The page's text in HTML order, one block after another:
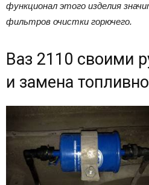
функционал этого изделия
фильтров очистки горючего.
Ваз 2110 своими
и замена